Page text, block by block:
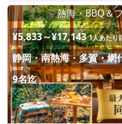
熱海・BBQ＆
¥5,833～¥17,143 1人あたり
静岡・南熱海・多賀・網
9名迄